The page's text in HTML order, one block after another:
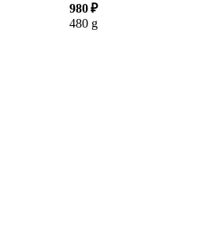
980 ₽
480 g